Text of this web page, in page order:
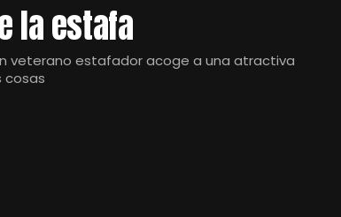
la estafa
veterano estafador acoge a una atractiva
cosas